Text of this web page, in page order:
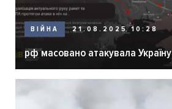
ВІЙНА 21.08.2025 10:28
рф масовано атакувала Україну